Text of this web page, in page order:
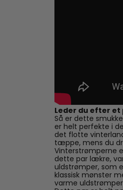
Leder du efter
Så er dette
er helt perfekte i
det flotte
tæppe, mens du
Vinterstrømperne
dette par lækre,
uldstrømper, som
klassisk mønster
varme